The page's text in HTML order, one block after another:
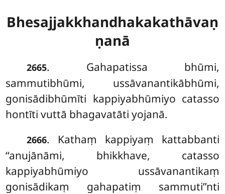
Bhesajjakkhandhakakathāvaṇ
ṇanā
2665. Gahapatissa bhūmi,
sammutibhūmi, ussāvanantikābhūmi,
gonisādibhūmīti kappiyabhūmiyo catasso
hontīti vuttā bhagavatāti yojanā.
2666. Kathaṃ kappiyaṃ kattabbanti
‘‘anujānāmi, bhikkhave, catasso
kappiyabhūmiyo ussāvanantikaṃ
gonisādikaṃ gahapatiṃ sammuti’’nti